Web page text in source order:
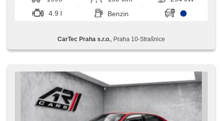
Scheibenwischersensor, autom. einstellbares Lenkrad,
Lenkrad einstellbar, Multifunktionslenkrad, Telefon, El.
mit Funkfernbedienung, Zentralverriegelung, Sportsitze,
Ledersitze, Lederpolsterung, beheizte Sitze, El. einstellbare
Nebelscheinwerfer, Autoradio, Außenthermometer, beheizte
Spiegel, zadní loketní opěrka, Dachscheibe,
Innenthermometer, abgestimmter Auspuff, Getönte
Scheiben, malý kožený paket
4.9 l
Benzin
CarTec Praha s.r.o. , Praha 10-Strašnice